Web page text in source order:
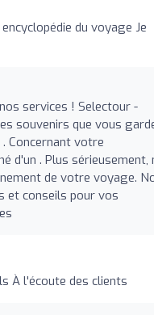
du voyage Je
services ! Selectour -
souvenirs que vous
Concernant votre
d'un . Plus sérieusement,
de votre voyage.
et conseils pour vos
À l'écoute des clients